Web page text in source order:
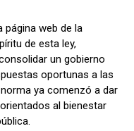
página web de la
de esta ley,
un gobierno
oportunas a las
ya comenzó a dar
al bienestar